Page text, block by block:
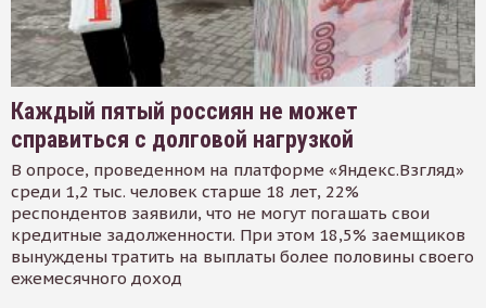
Каждый пятый россиян не может
справиться с долговой нагрузкой
В опросе, проведенном на платформе «Яндекс.Взгляд»
среди 1,2 тыс. человек старше 18 лет, 22%
респондентов заявили, что не могут погашать свои
кредитные задолженности. При этом 18,5% заемщиков
вынуждены тратить на выплаты более половины своего
ежемесячного доход